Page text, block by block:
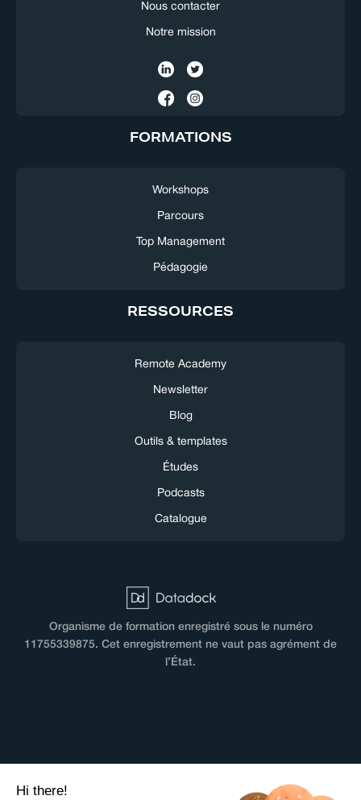
Nous contacter
Notre mission
FORMATIONS
Workshops
Parcours
Top Management
Pédagogie
RESSOURCES
Remote Academy
Newsletter
Blog
Outils & templates
Études
Podcasts
Catalogue
Organisme de formation enregistré sous le numéro
11755339875. Cet enregistrement ne vaut pas agrément de
l’État.
Hi there!